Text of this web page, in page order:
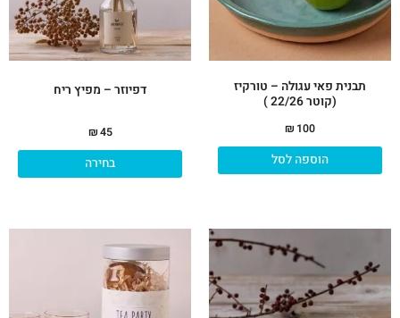
תבנית פאי עגולה – טורקיז
(קוטר 22/26 )
₪ 100
הוספה לסל
דפיוזר – מפיץ ריח
₪45
בחירה
את
למוצר
יש
מספר